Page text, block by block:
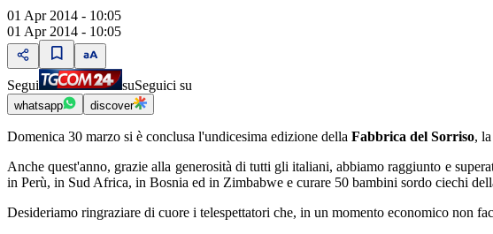
01 Apr 2014 - 10:05
01 Apr 2014 - 10:05
Segui suSeguici su
whatsapp discover
Domenica 30 marzo si è conclusa l'undicesima edizione della Fabbrica del Sorriso,
Anche quest'anno, grazie alla generosità di tutti gli italiani, abbiamo raggiunto e
in Perù, in Sud Africa, in Bosnia ed in Zimbabwe e curare 50 bambini sordo ciechi
Desideriamo ringraziare di cuore i telespettatori che, in un momento economico non